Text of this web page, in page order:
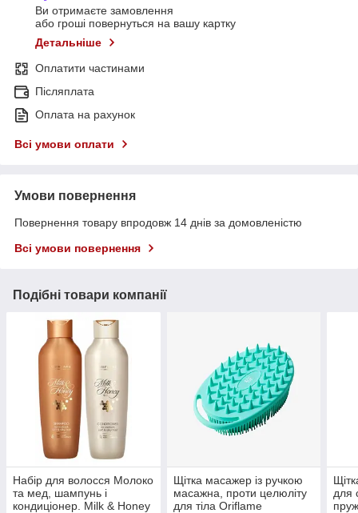
Ви отримаєте замовлення
або гроші повернуться на вашу картку
Детальніше
Оплатити частинами
Післяплата
Оплата на рахунок
Всі умови оплати
Умови повернення
Повернення товару впродовж 14 днів за домовленістю
Всі умови повернення
Подібні товари компанії
Набір для волосся Молоко
та мед, шампунь і
кондиціонер. Milk & Honey
Щітка масажер із ручкою
масажна, проти целюліту
для тіла Oriflame
для